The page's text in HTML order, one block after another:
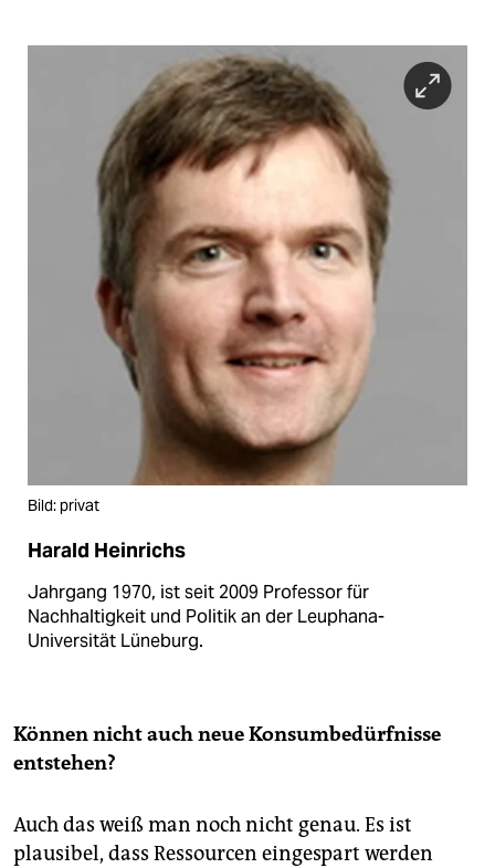
Bild: privat
Harald Heinrichs
Jahrgang 1970, ist seit 2009 Professor für
Nachhaltigkeit und Politik an der Leuphana-
Universität Lüneburg.
Können nicht auch neue Konsumbedürfnisse
entstehen?
Auch das weiß man noch nicht genau. Es ist
plausibel, dass Ressourcen eingespart werden